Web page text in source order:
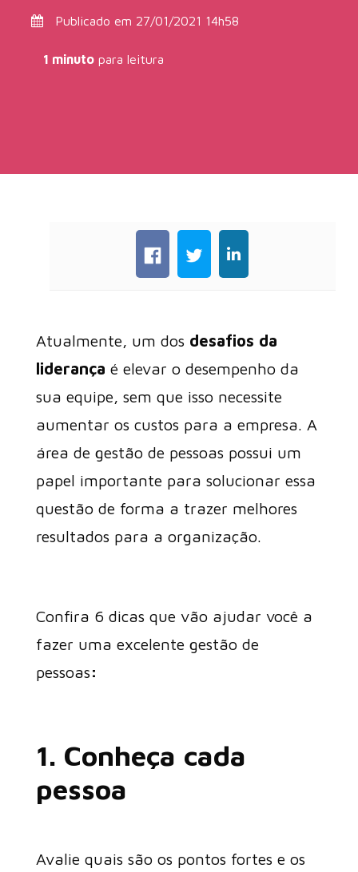
Publicado em 27/01/2021 14h58
1 minuto para leitura
Atualmente, um dos desafios da
liderança é elevar o desempenho da
sua equipe, sem que isso necessite
aumentar os custos para a empresa. A
área de gestão de pessoas possui um
papel importante para solucionar essa
questão de forma a trazer melhores
resultados para a organização.
Confira 6 dicas que vão ajudar você a
fazer uma excelente gestão de
pessoas:
1. Conheça cada
pessoa
Avalie quais são os pontos fortes e os